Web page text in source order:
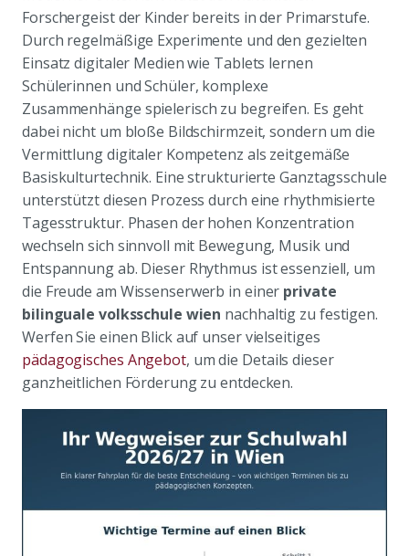
Forschergeist der Kinder bereits in der Primarstufe.
Durch regelmäßige Experimente und den gezielten
Einsatz digitaler Medien wie Tablets lernen
Schülerinnen und Schüler, komplexe
Zusammenhänge spielerisch zu begreifen. Es geht
dabei nicht um bloße Bildschirmzeit, sondern um die
Vermittlung digitaler Kompetenz als zeitgemäße
Basiskulturtechnik. Eine strukturierte Ganztagsschule
unterstützt diesen Prozess durch eine rhythmisierte
Tagesstruktur. Phasen der hohen Konzentration
wechseln sich sinnvoll mit Bewegung, Musik und
Entspannung ab. Dieser Rhythmus ist essenziell, um
die Freude am Wissenserwerb in einer private
bilinguale volksschule wien nachhaltig zu festigen.
Werfen Sie einen Blick auf unser vielseitiges
pädagogisches Angebot, um die Details dieser
ganzheitlichen Förderung zu entdecken.